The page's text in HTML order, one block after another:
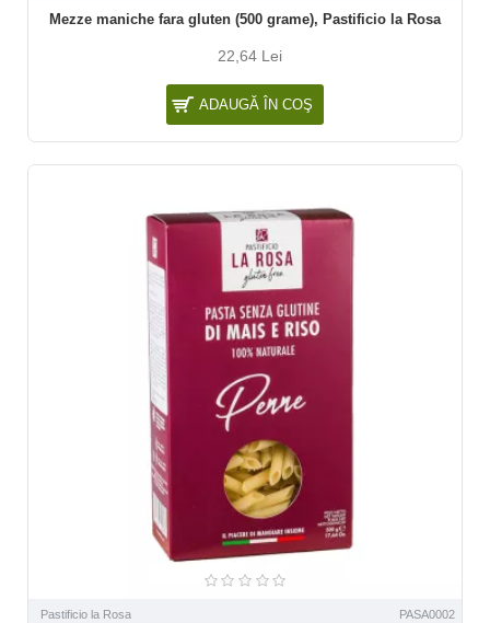
Mezze maniche fara gluten (500 grame), Pastificio la Rosa
22,64 Lei
ADAUGĂ ÎN COŞ
Pastificio la Rosa PASA0002